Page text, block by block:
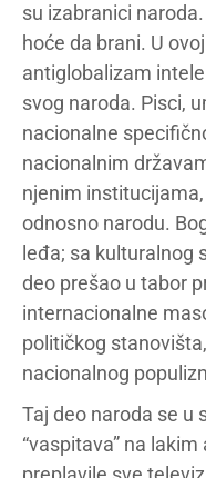
su izabranici
hoće da brani. U
antiglobalizam
svog naroda. Pisci,
nacionalne
nacionalnim
njenim
odnosno narodu.
leđa; sa kulturalnog
deo prešao u tabor
internacionalne
političkog
nacionalnog
Taj deo naroda se u
“vaspitava” na